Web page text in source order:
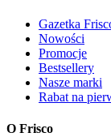
Gazetka
Nowości
Promocje
Bestsellery
Nasze marki
Rabat na
O Frisco